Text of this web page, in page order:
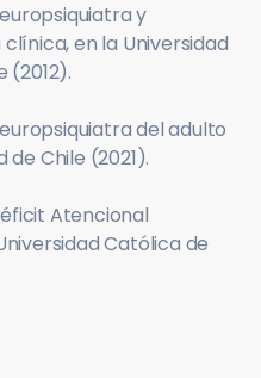
y
en la Universidad
(2012).
del adulto
de Chile (2021).
Atencional
Católica de